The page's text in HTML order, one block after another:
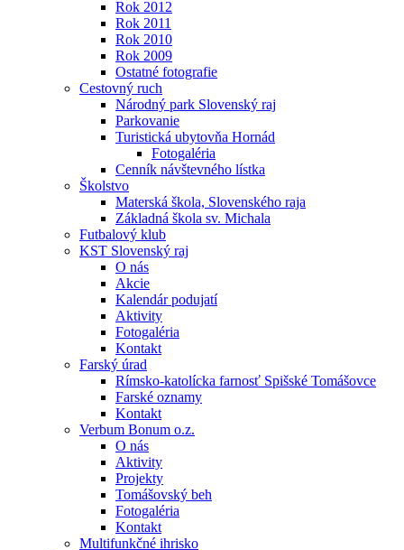
Rok 2012
Rok 2011
Rok 2010
Rok 2009
Ostatné fotografie
Cestovný ruch
Národný park Slovenský raj
Parkovanie
Turistická ubytovňa Hornád
Fotogaléria
Cenník návštevného lístka
Školstvo
Materská škola, Slovenského raja
Základná škola sv. Michala
Futbalový klub
KST Slovenský raj
O nás
Akcie
Kalendár podujatí
Aktivity
Fotogaléria
Kontakt
Farský úrad
Rímsko-katolícka farnosť Spišské Tomášovce
Farské oznamy
Kontakt
Verbum Bonum o.z.
O nás
Aktivity
Projekty
Tomášovský beh
Fotogaléria
Kontakt
Multifunkčné ihrisko